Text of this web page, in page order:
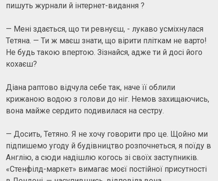
пишуть журнали й інтернет-видання ?
— Мені здається, що ти ревнуєш, - лукаво усміхнулася
Тетяна. — Ти ж маєш знати, що вірити пліткам не варто!
Не будь такою впертою. Зізнайся, адже ти й досі його
кохаєш?
Діана раптово відчула себе так, наче її облили
крижаною водою з голови до ніг. Немов захищаючись,
вона майже сердито подивилася на сестру.
— Досить, Тетяно. Я не хочу говорити про це. Щойно ми
підпишемо угоду й будівництво розпочнеться, я поїду в
Англію, а сюди надішлю когось зі своїх заступників.
«Стенфілд-маркет» вимагає моєї постійної присутності